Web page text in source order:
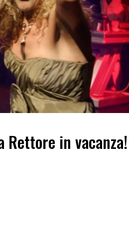
Rettore in vacanza!